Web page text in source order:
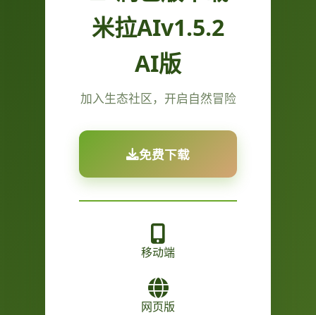
米拉AIv1.5.2
AI版
加入生态社区，开启自然冒险
免费下载
移动端
网页版